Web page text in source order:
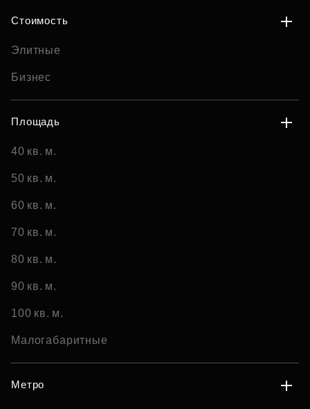
Стоимость
Элитные
Бизнес
Площадь
40 кв. м.
50 кв. м.
60 кв. м.
70 кв. м.
80 кв. м.
90 кв. м.
100 кв. м.
Малогабаритные
Метро